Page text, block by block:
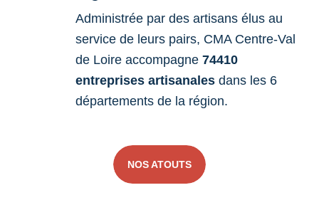
Administrée par des artisans élus au
service de leurs pairs, CMA Centre-Val
de Loire accompagne 74410
entreprises artisanales dans les 6
départements de la région.
NOS ATOUTS